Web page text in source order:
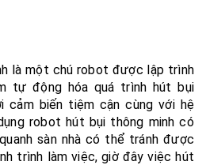
là một chú robot được lập trình
tự động hóa quá trình hút bụi
cảm biến tiệm cận cùng với hệ
robot hút bụi thông minh có
sàn nhà có thể tránh được
trình làm việc, giờ đây việc hút